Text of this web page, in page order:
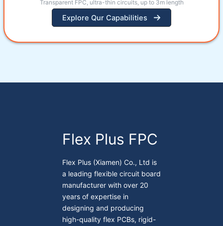
Transparent FPC, ultra-thin circuits, up to 3m length
Explore Qur Capabilities
Flex Plus FPC
Flex Plus (Xiamen) Co., Ltd is
a leading flexible circuit board
manufacturer with over 20
years of expertise in
designing and producing
high-quality flex PCBs, rigid-